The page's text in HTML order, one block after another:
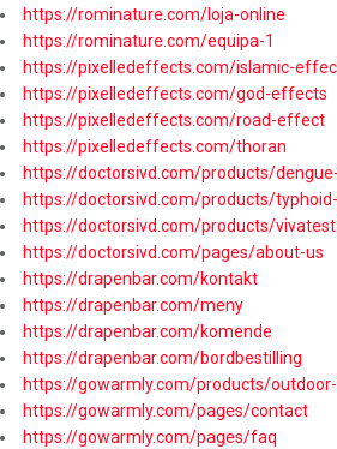
https://rominature.com/loja-online
https://rominature.com/equipa-1
https://pixelledeffects.com/islamic-
https://pixelledeffects.com/god-effects
https://pixelledeffects.com/road-effect
https://pixelledeffects.com/thoran
https://doctorsivd.com/products/
https://doctorsivd.com/products/
https://doctorsivd.com/products/
https://doctorsivd.com/pages/about-us
https://drapenbar.com/kontakt
https://drapenbar.com/meny
https://drapenbar.com/komende
https://drapenbar.com/bordbestilling
https://gowarmly.com/products/
https://gowarmly.com/pages/contact
https://gowarmly.com/pages/faq